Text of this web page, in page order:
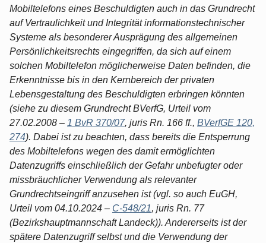
Mobiltelefons eines Beschuldigten auch in das Grundrecht
auf Vertraulichkeit und Integrität informationstechnischer
Systeme als besonderer Ausprägung des allgemeinen
Persönlichkeitsrechts eingegriffen, da sich auf einem
solchen Mobiltelefon möglicherweise Daten befinden, die
Erkenntnisse bis in den Kernbereich der privaten
Lebensgestaltung des Beschuldigten erbringen könnten
(siehe zu diesem Grundrecht BVerfG, Urteil vom
27.02.2008 – 1 BvR 370/07, juris Rn. 166 ff., BVerfGE 120,
274). Dabei ist zu beachten, dass bereits die Entsperrung
des Mobiltelefons wegen des damit ermöglichten
Datenzugriffs einschließlich der Gefahr unbefugter oder
missbräuchlicher Verwendung als relevanter
Grundrechtseingriff anzusehen ist (vgl. so auch EuGH,
Urteil vom 04.10.2024 – C-548/21, juris Rn. 77
(Bezirkshauptmannschaft Landeck)). Andererseits ist der
spätere Datenzugriff selbst und die Verwendung der